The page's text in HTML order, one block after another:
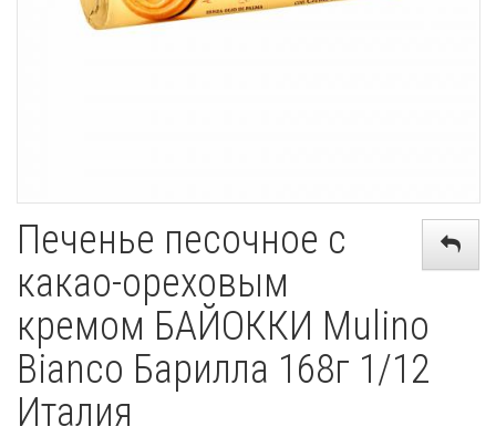
Печенье песочное с
какао-ореховым
кремом БАЙОККИ Mulino
Bianco Барилла 168г 1/12
Италия